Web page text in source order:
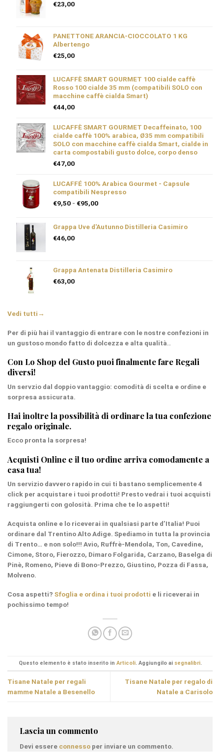
€23,00
PANETTONE ARANCIA-CIOCCOLATO 1 KG
Albertengo
€25,00
LUCAFFÈ SMART GOURMET 100 cialde caffè
Rosso 100 cialde 35 mm (compatibili SOLO con
macchine caffè cialda Smart)
€44,00
LUCAFFÈ SMART GOURMET Decaffeinato, 100
cialde caffè 100% arabica, Ø35 mm compatibili
SOLO con macchine caffè cialda Smart, cialde in
carta compostabili gusto dolce, corpo denso
€47,00
LUCAFFÉ 100% Arabica Gourmet - Capsule
compatibili Nespresso
€9,50 - €95,00Fascia
da
Grappa Uve d'Autunno Distilleria Casimiro
€46,00
Grappa Antenata Distilleria Casimiro
€63,00
Vedi tutti→
Per di più hai il vantaggio di entrare con le nostre confezioni in
un gustoso mondo fatto di dolcezza e alta qualità..
Con Lo Shop del Gusto puoi finalmente fare Regali
diversi!
Un servzio dal doppio vantaggio: comodità di scelta e ordine e
sorpresa assicurata.
Hai inoltre la possibilità di ordinare la tua confezione
regalo originale.
Ecco pronta la sorpresa!
Acquisti Online e il tuo ordine arriva comodamente a
casa tua!
Un servizio davvero rapido in cui ti bastano semplicemente 4
click per acquistare i tuoi prodotti! Presto vedrai i tuoi acquisti
raggiungerti con golosità. Prima che te lo aspetti!
Acquista online e lo riceverai in qualsiasi parte d’Italia! Puoi
ordinare dal Trentino Alto Adige. Spediamo in tutta la provincia
di Trento… e non solo!!! Avio, Ruffrè-Mendola, Ton, Cavedine,
Cimone, Storo, Fierozzo, Dimaro Folgarida, Carzano, Baselga di
Pinè, Romeno, Pieve di Bono-Prezzo, Giustino, Pozza di Fassa,
Molveno.
Cosa aspetti? Sfoglia e ordina i tuoi prodotti e li riceverai in
pochissimo tempo!
Questo elemento è stato inserito in Articoli. Aggiungilo ai segnalibri.
Tisane Natale per regali
mamme Natale a Besenello
Tisane Natale per regalo di
Natale a Carisolo
Lascia un commento
Devi essere connesso per inviare un commento.